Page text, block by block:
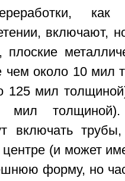
как
включают,
плоские
чем около 10 мил
125 мил
толщиной).
включать
(и может
форму, но